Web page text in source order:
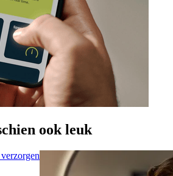
ook leuk